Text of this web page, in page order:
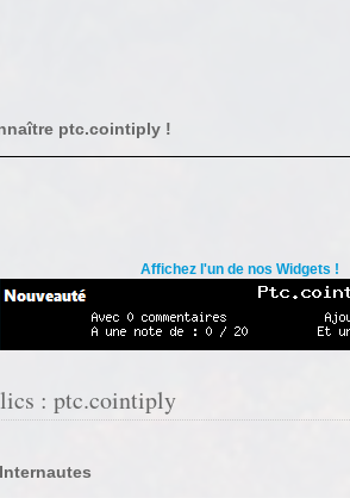
ptc.cointiply !
Affichez l'un de nos Widgets !
: ptc.cointiply